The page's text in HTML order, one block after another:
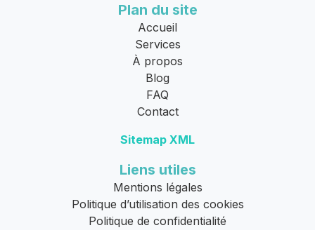
Plan du site
Accueil
Services
À propos
Blog
FAQ
Contact
Sitemap XML
Liens utiles
Mentions légales
Politique d’utilisation des cookies
Politique de confidentialité